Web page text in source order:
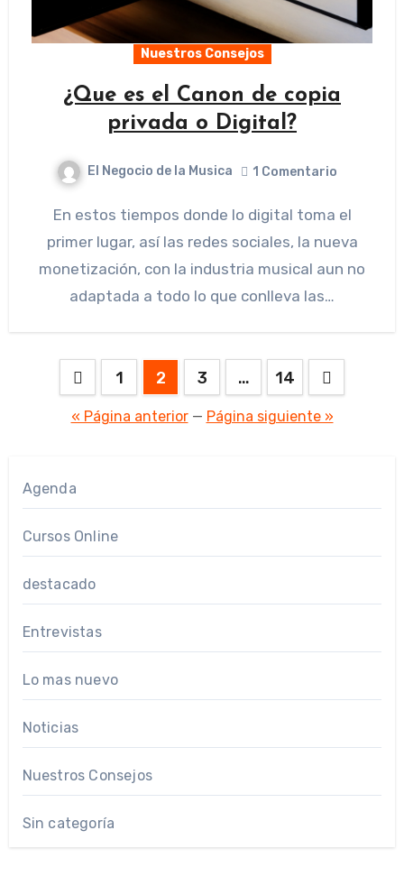
Nuestros Consejos
¿Que es el Canon de copia
privada o Digital?
El Negocio de la Musica 1 Comentario
En estos tiempos donde lo digital toma el
primer lugar, así las redes sociales, la nueva
monetización, con la industria musical aun no
adaptada a todo lo que conlleva las…
Paginación
1 2 3 … 14
« Página anterior— Página siguiente »
Agenda
Cursos Online
destacado
Entrevistas
Lo mas nuevo
Noticias
Nuestros Consejos
Sin categoría